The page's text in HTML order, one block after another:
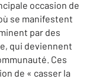
occasion de
se manifestent
par des
qui deviennent
Ces
de « casser la